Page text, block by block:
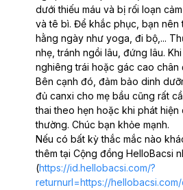
dưới thiếu máu và bị rối loạn
và tê bì. Để khắc phục, bạn nên
hằng ngày như yoga, đi bộ,...
nhẹ, tránh ngồi lâu, đứng lâu.
nghiêng trái hoặc gác cao chân
Bên cạnh đó, đảm bảo dinh
đủ canxi cho mẹ bầu cũng rất
thai theo hẹn hoặc khi phát
thường. Chúc bạn khỏe mạnh.
Nếu có bất kỳ thắc mắc nào
thêm tại Cộng đồng HelloBacsi
(https://id.hellobacsi.com/?
returnurl=https://hellobacsi.com/